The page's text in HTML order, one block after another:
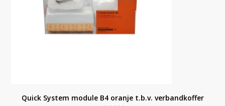
Quick System module B4 oranje t.b.v. verbandkoffer